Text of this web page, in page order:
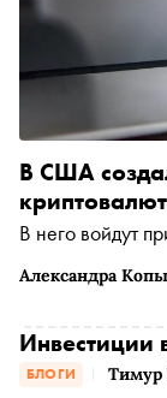
Александра
В США
В него войдут
БЛОГИ Тимур
Инвестиции